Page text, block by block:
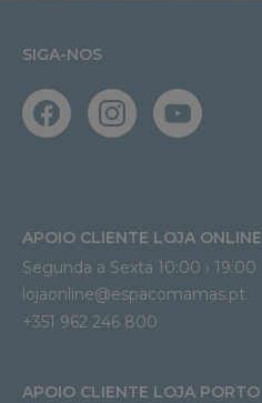
SIGA-NOS
APOIO CLIENTE LOJA ONLINE
Segunda a Sexta 10:00 › 19:00
lojaonline@espacomamas.pt
+351 962 246 800
APOIO CLIENTE LOJA PORTO